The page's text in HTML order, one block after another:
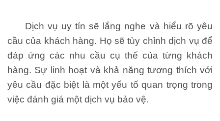
Dịch vụ uy tín sẽ lắng nghe và hiểu rõ yêu
cầu của khách hàng. Họ sẽ tùy chỉnh dịch vụ để
đáp ứng các nhu cầu cụ thể của từng khách
hàng. Sự linh hoạt và khả năng tương thích với
yêu cầu đặc biệt là một yếu tố quan trọng trong
việc đánh giá một dịch vụ bảo vệ.